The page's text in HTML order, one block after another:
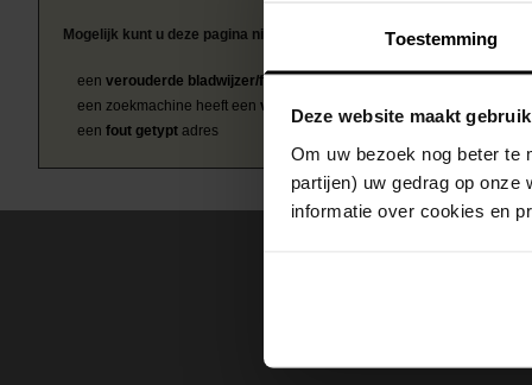
Toestemming
Deze website maakt
Om uw bezoek nog beter te
partijen) uw gedrag op
informatie over cookies en
Mogelijk kunt u deze pagina niet bezoeken door:
een verouderde bladwijzer/favoriet
een zoekmachine heeft een verouderde lijst van de website
een fout getypt adres